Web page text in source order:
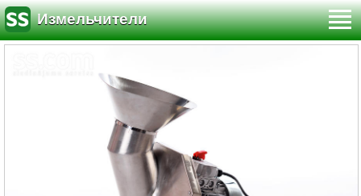
Измельчители